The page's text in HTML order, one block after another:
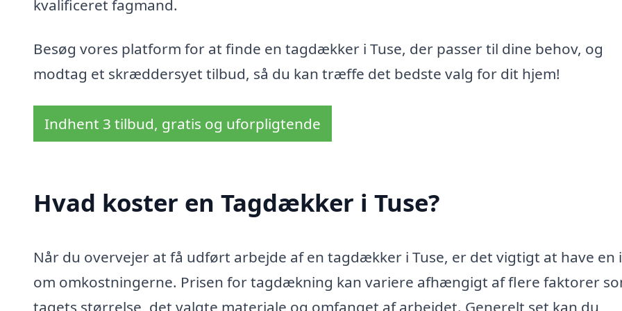
kvalificeret fagmand.
Besøg vores platform for at finde en tagdækker i Tuse, der passer til dine behov, og
modtag et skræddersyet tilbud, så du kan træffe det bedste valg for dit hjem!
Indhent 3 tilbud, gratis og uforpligtende
Hvad koster en Tagdækker i Tuse?
Når du overvejer at få udført arbejde af en tagdækker i Tuse, er det vigtigt at have en
om omkostningerne. Prisen for tagdækning kan variere afhængigt af flere faktorer
tagets størrelse, det valgte materiale og omfanget af arbejdet. Generelt set kan du